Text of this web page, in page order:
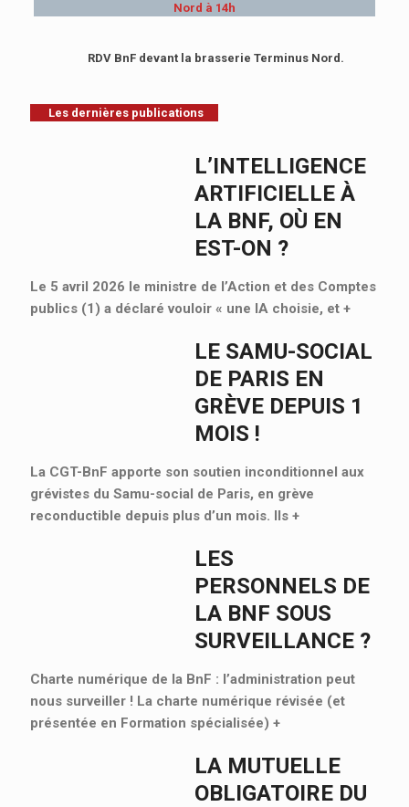
Nord à 14h
RDV BnF devant la brasserie Terminus Nord.
Les dernières publications
L’INTELLIGENCE
ARTIFICIELLE À
LA BNF, OÙ EN
EST-ON ?
Le 5 avril 2026 le ministre de l’Action et des Comptes
publics (1) a déclaré vouloir « une IA choisie, et +
LE SAMU-SOCIAL
DE PARIS EN
GRÈVE DEPUIS 1
MOIS !
La CGT-BnF apporte son soutien inconditionnel aux
grévistes du Samu-social de Paris, en grève
reconductible depuis plus d’un mois. Ils +
LES
PERSONNELS DE
LA BNF SOUS
SURVEILLANCE ?
Charte numérique de la BnF : l’administration peut
nous surveiller ! La charte numérique révisée (et
présentée en Formation spécialisée) +
LA MUTUELLE
OBLIGATOIRE DU